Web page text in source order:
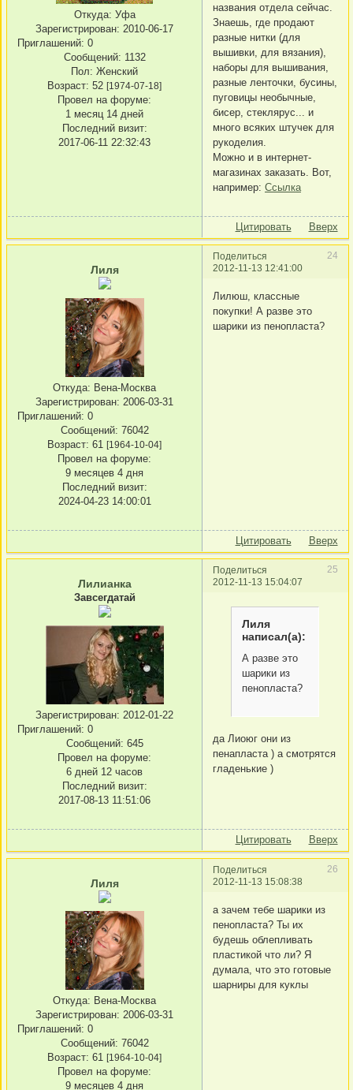
Откуда: Уфа
Зарегистрирован: 2010-06-17
Приглашений: 0
Сообщений: 1132
Пол: Женский
Возраст: 52 [1974-07-18]
Провел на форуме:
1 месяц 14 дней
Последний визит:
2017-06-11 22:32:43
названия отдела сейчас.
Знаешь, где продают
разные нитки (для
вышивки, для вязания),
наборы для вышивания,
разные ленточки, бусины,
пуговицы необычные,
бисер, стеклярус... и
много всяких штучек для
рукоделия.
Можно и в интернет-
магазинах заказать. Вот,
например: Ссылка
Цитировать Вверх
Поделиться
24
2012-11-13 12:41:00
Лиля
Откуда: Вена-Москва
Зарегистрирован: 2006-03-31
Приглашений: 0
Сообщений: 76042
Возраст: 61 [1964-10-04]
Провел на форуме:
9 месяцев 4 дня
Последний визит:
2024-04-23 14:00:01
Лилюш, классные
покупки! А разве это
шарики из пенопласта?
Цитировать Вверх
Поделиться
25
2012-11-13 15:04:07
Лилианка
Завсегдатай
Зарегистрирован: 2012-01-22
Приглашений: 0
Сообщений: 645
Провел на форуме:
6 дней 12 часов
Последний визит:
2017-08-13 11:51:06
Лиля
написал(а):
А разве это
шарики из
пенопласта?
да Лиоюг они из
пенапласта ) а смотрятся
гладенькие )
Цитировать Вверх
Поделиться
26
2012-11-13 15:08:38
Лиля
Откуда: Вена-Москва
Зарегистрирован: 2006-03-31
Приглашений: 0
Сообщений: 76042
Возраст: 61 [1964-10-04]
Провел на форуме:
9 месяцев 4 дня
а зачем тебе шарики из
пенопласта? Ты их
будешь облепливать
пластикой что ли? Я
думала, что это готовые
шарниры для куклы